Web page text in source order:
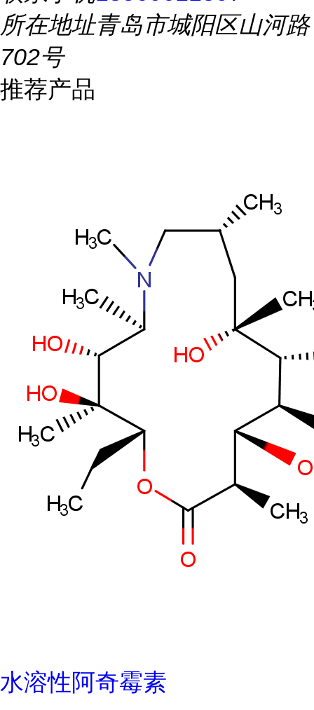
所在地址青岛市城阳区山河路
702号
推荐产品
水溶性阿奇霉素